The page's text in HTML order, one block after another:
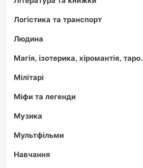
Логістика та транспорт
Людина
Магія, ізотерика, хіромантія, таро.
Мілітарі
Міфи та легенди
Музика
Мультфільми
Навчання